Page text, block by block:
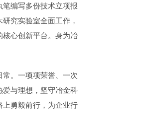
编写多份技术立项报
究实验室全面工作，
心创新平台。身为冶
。一项项荣誉、一次
与理想，坚守冶金科
勇毅前行，为企业行